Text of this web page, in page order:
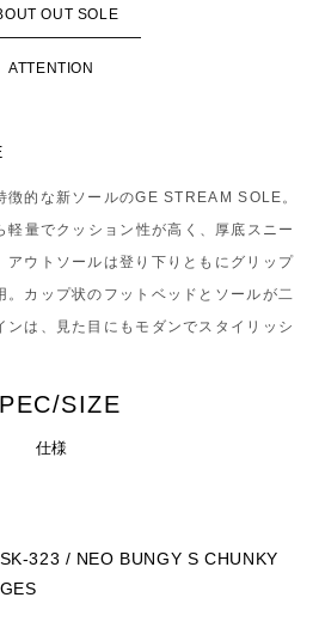
OUT SOLE
ATTENTION
徴的な新ソールのGE STREAM SOLE。
軽量でクッション性が高く、厚底スニー
アウトソールは登り下りともにグリップ
。カップ状のフットベッドとソールが二
ンは、見た目にもモダンでスタイリッシ
SIZE
仕様
SK-323 / NEO BUNGY S CHUNKY
GES